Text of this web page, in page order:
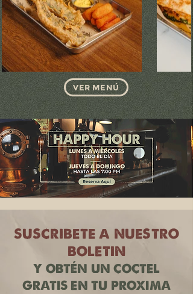
VER MENÚ
SUSCRIBETE A NUESTRO
BOLETIN​​
Y OBTÉN UN COCTEL
GRATIS EN TU PROXIMA